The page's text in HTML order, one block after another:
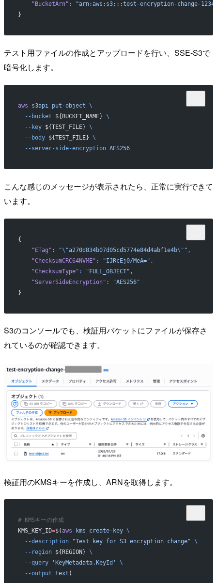
    "BucketArn"
:
"arn:aws:s3:::test-encryption-change-
}
テスト用ファイルの作成とアップロードを行い、SSE-S3で
暗号化します。
aws s3api put-object \
  --bucket
${BUCKET_NAME} \
  --key
${TEST_FILE} \
  --body
${TEST_FILE} \
  --server-side-encryption
AES256
こんな感じのメッセージが表示されたら、正常に実行できて
います。
{
    "ETag"
: "\"a270d834b07d05cd5774e84d4abf1e4b\" ",
    "ChecksumCRC64NVME"
:
"IJRcEj0/MeA=",
    "ChecksumType"
:
"FULL_OBJECT",
    "ServerSideEncryption"
:
"AES256"
}
S3のコンソールでも、検証用バケットにファイルが保存さ
れているのが確認できます。
検証用のKMSキーを作成し、ARNを取得します。
# KMSキーの作成
KMS_KEY_ID=$(aws kms create-key \
  --description
"Test key for S3 encryption change" \
  --region
${REGION} \
  --query
'KeyMetadata.KeyId'
\
  --output
text )